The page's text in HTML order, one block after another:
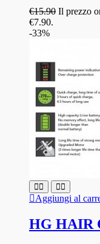
€15.90 Il prezzo
€7.90.
-33%
Aggiungi al
HG HAIR